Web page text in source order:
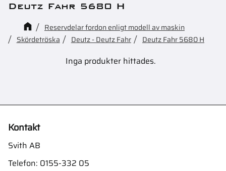
Deutz Fahr 5680 H
Reservdelar fordon enligt modell av maskin
Skördetröska
Deutz - Deutz Fahr Deutz Fahr 5680 H
Inga produkter hittades.
Kontakt
Svith AB
Telefon: 0155-332 05